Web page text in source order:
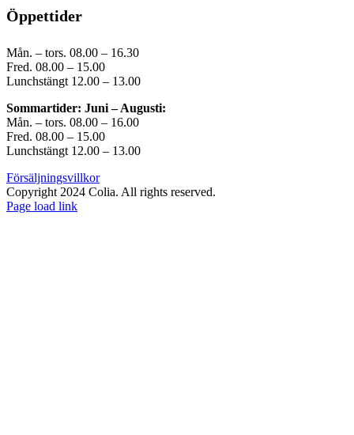
Öppettider
Mån. – tors. 08.00 – 16.30
Fred. 08.00 – 15.00
Lunchstängt 12.00 – 13.00
Sommartider: Juni – Augusti:
Mån. – tors. 08.00 – 16.00
Fred. 08.00 – 15.00
Lunchstängt 12.00 – 13.00
Försäljningsvillkor
Copyright 2024 Colia. All rights reserved.
Page load link